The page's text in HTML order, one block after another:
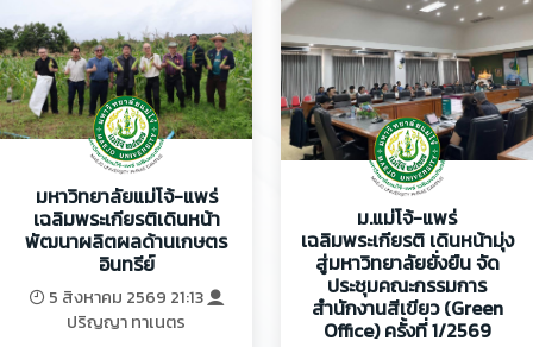
มหาวิทยาลัยแม่โจ้-แพร่
เฉลิมพระเกียรติเดินหน้า
พัฒนาผลิตผลด้านเกษตร
อินทรีย์
5 สิงหาคม 2569 21:13
ปริญญา ทาเนตร
ม.แม่โจ้-แพร่
เฉลิมพระเกียรติ เดินหน้ามุ่ง
สู่มหาวิทยาลัยยั่งยืน จัด
ประชุมคณะกรรมการ
สำนักงานสีเขียว (Green
Office) ครั้งที่ 1/2569